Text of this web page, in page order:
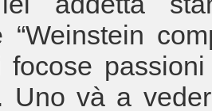
focose
Uno và a